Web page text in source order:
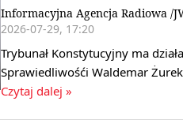
Informacyjna Agencja Radiowa /
2026-07-29, 17:20
Trybunał Konstytucyjny ma
Sprawiedliwośći Waldemar
Czytaj dalej »